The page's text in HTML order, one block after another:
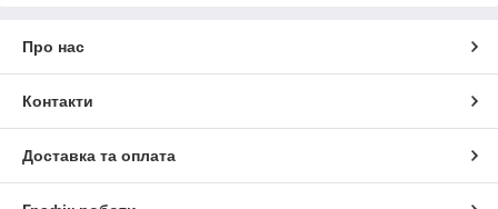
Про нас
Контакти
Доставка та оплата